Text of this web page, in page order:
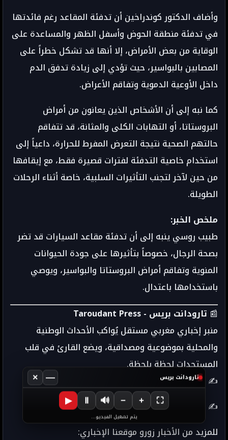
وأضاف الدكتور كوندراخين أن تدفئة المقاعد رغم فائدتها
في تدفئة منطقة الحوض وأسفل الظهر والمساعدة على
الوقاية من بعض الأمراض، إلا أنها قد تشكل خطراً على
المصابين بالبواسير، حيث تؤدي إلى زيادة تدفق الدم
داخل الأوعية الدموية وتفاقم الأعراض.
كما نبه إلى أن الأشخاص الذين يعانون من أمراض
البروستاتا، أو التهابات الكلى والمثانة، قد تتفاقم
حالتهم الصحية نتيجة التعرض المفرط للحرارة، داعياً إلى
استخدام خاصية التدفئة لفترات قصيرة فقط، مع إيقافها
من حين لآخر لتجنب التأثيرات السلبية، خاصة أثناء الرحلات
الطويلة.
ملخص الخبر:
طبيب روسي ينبه إلى أن تدفئة مقاعد السيارات قد تضر
بصحة الرجال، خصوصاً بتأثيرها على جودة الحيوانات
المنوية وتفاقم أمراض البروستاتا والبواسير، ويوصي
باستخدامها باعتدال.
📰 تارودانت بريس - Taroudant Press
منبر إخباري مغربي مستقل يُواكب الأحداث الوطنية
والمحلية بموضوعية ومصداقية، ويضع القارئ في قلب
المستجدات لحظة بلحظة.
✍️ إعداد: Taroudant Press 24
✍️
Taroudant Press - تارودانت بريس
للمزيد من الأخبار زورو موقعنا الإخباري:
تارودانت بريس —
×
▶ Ⅱ 🔊 − + ⛶
يتم تشغيل الفيديو...